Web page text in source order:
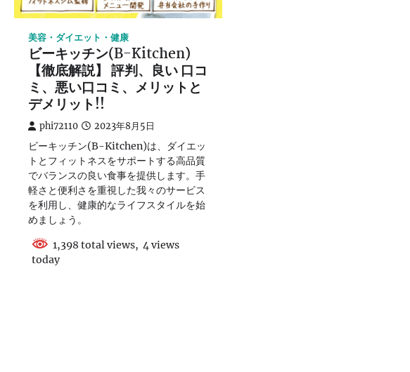
美容・ダイエット・健康
ビーキッチン(B-Kitchen)
【徹底解説】 評判、良い 口コ
ミ、悪い口コミ、メリットと
デメリット!!
phi72110 2023年8月5日
ビーキッチン(B-Kitchen)は、ダイエッ
トとフィットネスをサポートする高品質
でバランスの良い食事を提供します。手
軽さと便利さを重視した我々のサービス
を利用し、健康的なライフスタイルを始
めましょう。
1,398 total views, 4 views
today